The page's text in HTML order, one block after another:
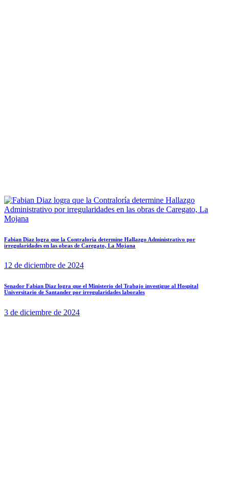
Fabian Diaz logra que la Contraloría determine Hallazgo Administrativo por
irregularidades en las obras de Caregato, La Mojana
12 de diciembre de 2024
Senador Fabian Diaz logra que el Ministerio del Trabajo investigue al Hospital
Universitario de Santander por irregularidades laborales
3 de diciembre de 2024